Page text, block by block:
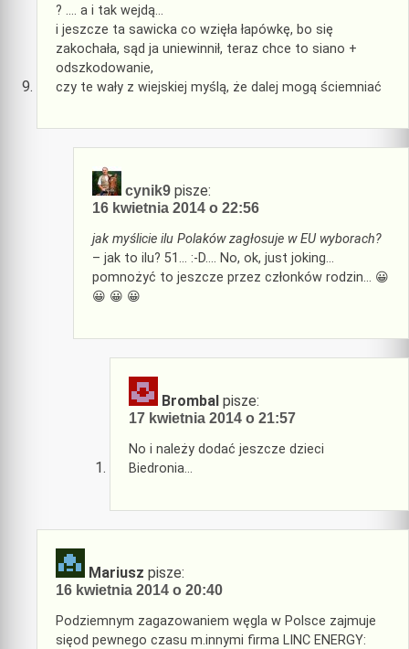
? …. a i tak wejdą…
i jeszcze ta sawicka co wzięła łapówkę, bo się
zakochała, sąd ja uniewinnił, teraz chce to siano +
odszkodowanie,
czy te wały z wiejskiej myślą, że dalej mogą ściemniać
cynik9 pisze:
16 kwietnia 2014 o 22:56
jak myślicie ilu Polaków zagłosuje w EU wyborach?
– jak to ilu? 51… :-D…. No, ok, just joking…
pomnożyć to jeszcze przez członków rodzin… 😀
😀 😀 😀
Brombal pisze:
17 kwietnia 2014 o 21:57
No i należy dodać jeszcze dzieci
Biedronia…
Mariusz pisze:
16 kwietnia 2014 o 20:40
Podziemnym zagazowaniem węgla w Polsce zajmuje
sięod pewnego czasu m.innymi firma LINC ENERGY: